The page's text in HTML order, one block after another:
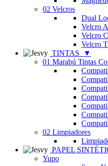
02 Velcros
Dual
Velcro
Velcro
Velcro
TINTAS
▼
01 Marabú Tintas
02 Limpiadores
PAPEL
Yupo